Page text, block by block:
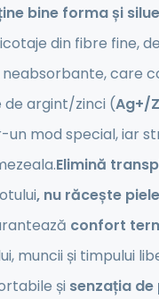
bine forma și
din fibre fine,
care
argint/zinci (Ag+/
mod special, iar
Elimină
, nu răcește
confort
muncii și timpului
și senzația